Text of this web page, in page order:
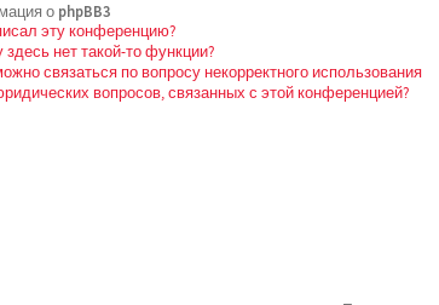
о phpBB3
эту конференцию?
нет такой-то функции?
связаться по вопросу некорректного использования
вопросов, связанных с этой конференцией?